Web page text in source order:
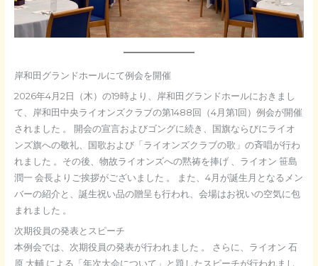
岸和田グランドホールにて例会を開催
2026年4月2日（木）の19時より、岸和田グランドホールにおきまし
て、岸和田中央ライオンズクラブの第1488回（4月第1回）例会が開催
されました 。 開会の宣言およびゴングに続き、国旗ならびにライオ
ンズ旗への敬礼、国歌および「ライオンズクラブの歌」の斉唱が行わ
れました 。その後、物故ライオンズへの黙祷を捧げ
、ライオン 笹島
潤一 会長よりご挨拶がございました 。 また、4月が誕生月となるメン
バーの紹介と、誕生祝い品の贈呈も行われ、会場はお祝いの空気に包
まれました 。
次期役員の発表とスピーチ
本例会では、次期役員の発表が行われました 。 さらに、ライオン 石
原 大輔 による「年次大会について」と題したスピーチが行われまし